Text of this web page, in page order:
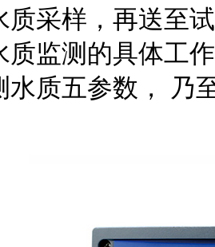
质采样，再送至
质监测的具体工
水质五参数， 乃